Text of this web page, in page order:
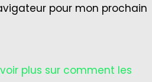
pour mon prochain
plus sur comment les